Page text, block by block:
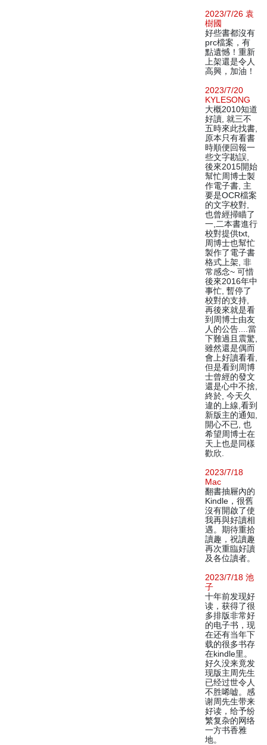
2023/7/26 袁
樹國
好些書都沒有
prc檔案，有
點遺憾！重新
上架還是令人
高興，加油！
2023/7/20
KYLESONG
大概2010知道
好讀, 就三不
五時來此找書,
原本只有看書
時順便回報一
些文字勘誤,
後來2015開始
幫忙周博士製
作電子書, 主
要是OCR檔案
的文字校對,
也曾經掃瞄了
一,二本書進行
校對提供txt,
周博士也幫忙
製作了電子書
格式上架, 非
常感念~ 可惜
後來2016年中
事忙, 暫停了
校對的支持,
再後來就是看
到周博士由友
人的公告....當
下難過且震驚,
雖然還是偶而
會上好讀看看,
但是看到周博
士曾經的發文
還是心中不捨,
終於, 今天久
違的上線,看到
新版主的通知,
開心不已, 也
希望周博士在
天上也是同樣
歡欣.
2023/7/18
Mac
翻書抽屜內的
Kindle，很舊
沒有開啟了使
我再與好讀相
遇。期待重拾
讀趣，祝讀趣
再次重臨好讀
及各位讀者。
2023/7/18 池
子
十年前发现好
读，获得了很
多排版非常好
的电子书，现
在还有当年下
载的很多书存
在kindle里。
好久没来竟发
现版主周先生
已经过世令人
不胜唏嘘。感
谢周先生带来
好读，给予纷
繁复杂的网络
一方书香雅
地。